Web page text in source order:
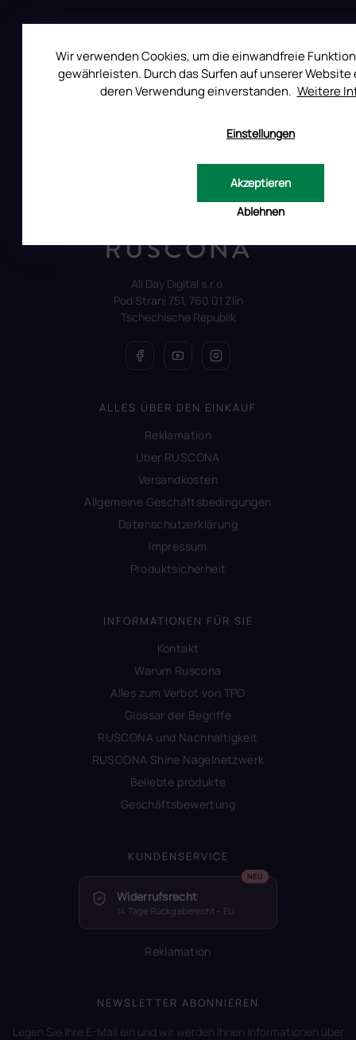
Wir verwenden Cookies, um die einwandfreie
gewährleisten. Durch das Surfen auf unserer Website
deren Verwendung einverstanden. Weitere
Einstellungen
Ablehnen
Akzeptieren
All Day Digital s.r.o.
Pod Strani 751, 760 01 Zlín
Tschechische Republik
ALLES ÜBER DEN EINKAUF
Reklamation
Uber RUSCONA
Versandkosten
Allgemeine Geschäftsbedingungen
Datenschutzerklärung
Impressum
Produktsicherheit
INFORMATIONEN FÜR SIE
Kontakt
Warum Ruscona
Alles zum Verbot von TPO
Glossar der Begriffe
RUSCONA und Nachhaltigkeit
RUSCONA Shine Nagelnetzwerk
Beliebte produkte
Geschäftsbewertung
KUNDENSERVICE
Widerrufsrecht
14 Tage Rückgaberecht – EU
Reklamation
NEWSLETTER ABONNIEREN
Legen Sie Ihre E-Mail ein und wir werden Ihnen Informationen über